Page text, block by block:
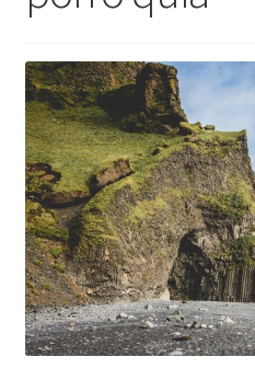
Shop